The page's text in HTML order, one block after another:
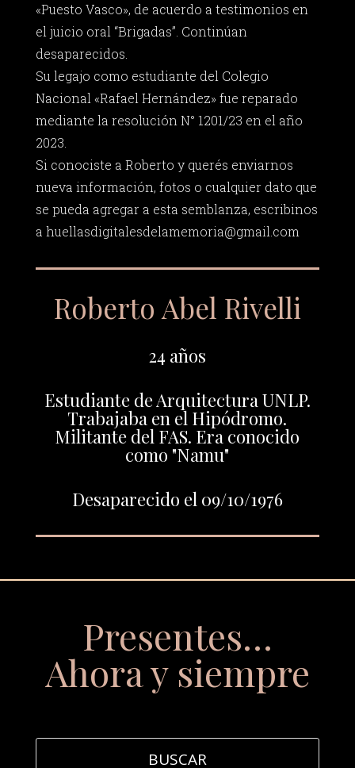
«Puesto Vasco», de acuerdo a testimonios en
el juicio oral “Brigadas”. Continúan
desaparecidos.
Su legajo como estudiante del Colegio
Nacional «Rafael Hernández» fue reparado
mediante la resolución N° 1201/23 en el año
2023.
Si conociste a Roberto y querés enviarnos
nueva información, fotos o cualquier dato que
se pueda agregar a esta semblanza, escribinos
a huellasdigitalesdelamemoria@gmail.com
Roberto Abel Rivelli
24 años
Estudiante de Arquitectura UNLP.
Trabajaba en el Hipódromo.
Militante del FAS. Era conocido
como "Namu"
Desaparecido el 09/10/1976
Presentes…
Ahora y siempre